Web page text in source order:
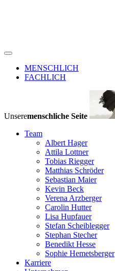
MENSCHLICH
FACHLICH
Unseremenschliche Seite
Team
Albert Hager
Attila Lottner
Tobias Riegger
Matthias Schröder
Sebastian Maier
Kevin Beck
Verena Arzberger
Carolin Hutter
Lisa Hupfauer
Stefan Scheiblegger
Stephan Stecher
Benedikt Hesse
Sophie Hemetsberger
Karriere